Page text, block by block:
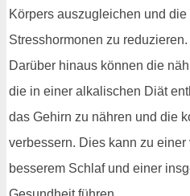
Körpers auszugleichen und
Stresshormonen zu reduzieren.
Darüber hinaus können die
die in einer alkalischen Diät
das Gehirn zu nähren und die
verbessern. Dies kann zu
besserem Schlaf und einer